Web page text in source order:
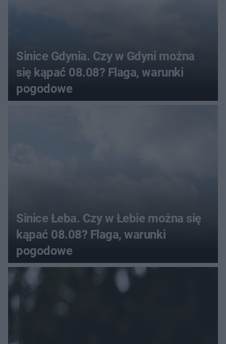
Sinice Gdynia. Czy w Gdyni można
się kąpać 08.08? Flaga, warunki
pogodowe
Sinice Łeba. Czy w Łebie można się
kąpać 08.08? Flaga, warunki
pogodowe